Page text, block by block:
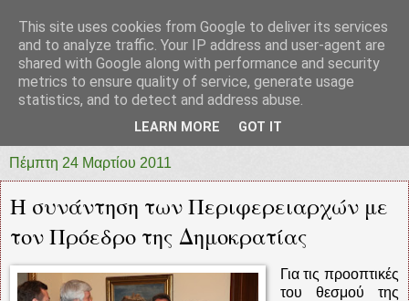
prototypia
"ΠΡΩΤΟΤΥΠΙΑ" * ΑΝΕΞΑΡΤΗΤΗ-ΗΛΕΚΤΡΟΝΙΚΗ-
Πέμπτη 24 Μαρτίου 2011
Η συνάντηση των Περιφερειαρχών με
τον Πρόεδρο της Δημοκρατίας
Για τις προοπτικές
του θεσμού της
This site uses cookies from Google to deliver its services
and to analyze traffic. Your IP address and user-agent are
shared with Google along with performance and security
metrics to ensure quality of service, generate usage
statistics, and to detect and address abuse.
LEARN MORE GOT IT